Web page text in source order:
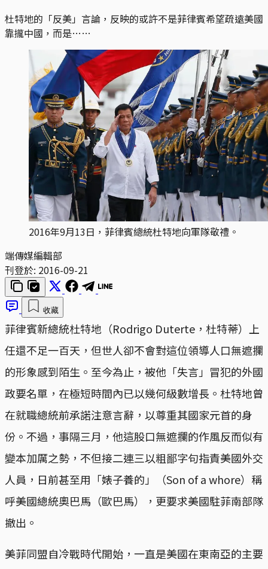
杜特地的「反美」言論，反映的或許不是菲律賓希望疏遠美國
靠攏中國，而是……
2016年9月13日，菲律賓總統杜特地向軍隊敬禮。
端傳媒編輯部
刊登於: 2016-09-21
收藏
菲律賓新總統杜特地（Rodrigo Duterte，杜特蒂）上
任還不足一百天，但世人卻不會對這位領導人口無遮攔
的形象感到陌生。至今為止，被他「失言」冒犯的外國
政要名單，在極短時間內已以幾何級數增長。杜特地曾
在就職總統前承諾注意言辭，以尊重其國家元首的身
份。不過，事隔三月，他這股口無遮攔的作風反而似有
變本加厲之勢，不但接二連三以粗鄙字句指責美國外交
人員，日前甚至用「婊子養的」（Son of a whore）稱
呼美國總統奧巴馬（歐巴馬），更要求美國駐菲南部隊
撤出。
美菲同盟自冷戰時代開始，一直是美國在東南亞的主要